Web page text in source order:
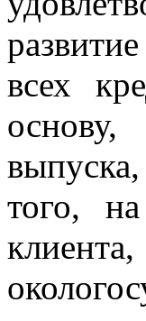
всех
основу,
того,